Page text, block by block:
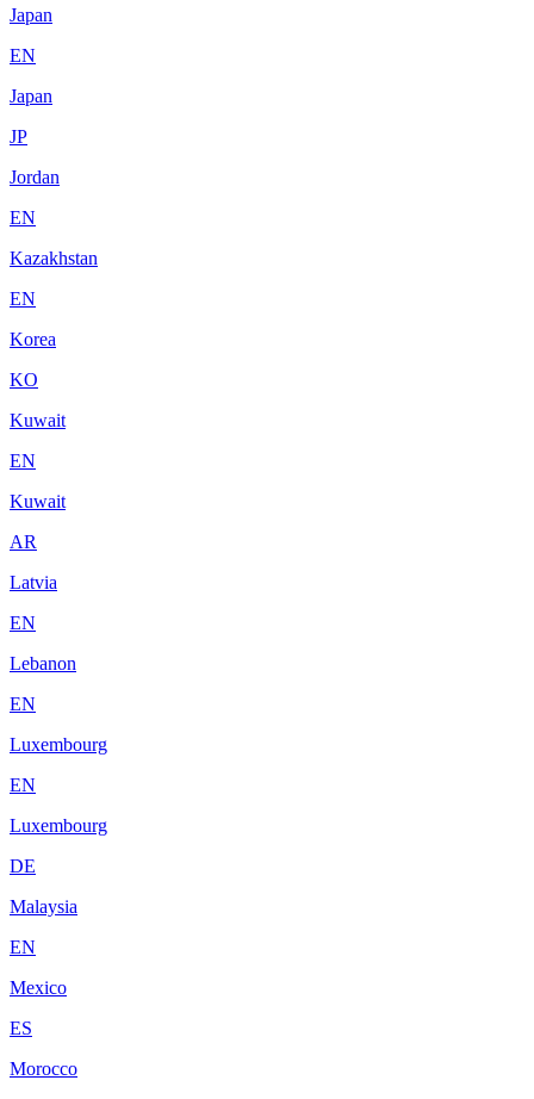
Japan
EN
Japan
JP
Jordan
EN
Kazakhstan
EN
Korea
KO
Kuwait
EN
Kuwait
AR
Latvia
EN
Lebanon
EN
Luxembourg
EN
Luxembourg
DE
Malaysia
EN
Mexico
ES
Morocco